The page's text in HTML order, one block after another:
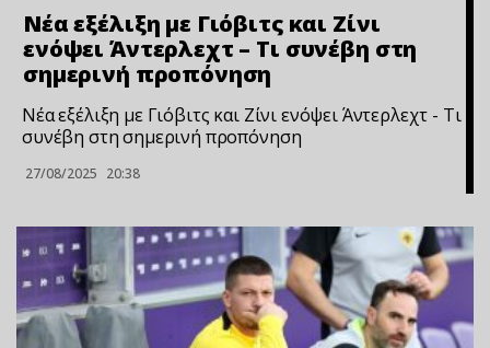
Νέα εξέλιξη με Γιόβιτς και Ζίνι
ενόψει Άντερλεχτ – Τι συνέβη στη
σημερινή προπόνηση
Νέα εξέλιξη με Γιόβιτς και Ζίνι ενόψει Άντερλεχτ - Τι
συνέβη στη σημερινή προπόνηση
27/08/2025 20:38